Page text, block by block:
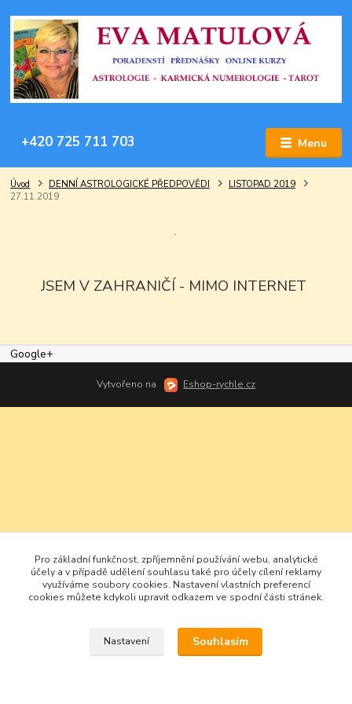
Menu
+420 725 711 703
Úvod DENNÍ ASTROLOGICKÉ PŘEDPOVĚDI
LISTOPAD 2019
27.11.2019
.
JSEM V ZAHRANIČÍ - MIMO INTERNET
Google+
Vytvořeno na Eshop-rychle.cz
Pro základní funkčnost, zpříjemnění používání webu, analytické
účely a v případě udělení souhlasu také pro účely cílení reklamy
využíváme soubory cookies. Nastavení vlastních preferencí
cookies můžete kdykoli upravit odkazem ve spodní části stránek.
Nastavení Souhlasím